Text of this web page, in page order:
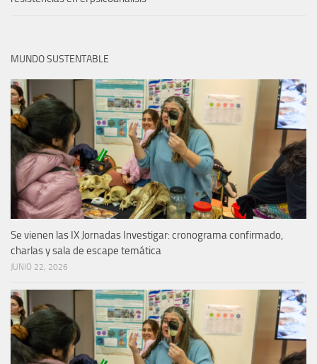
MUNDO SUSTENTABLE
Se vienen las IX Jornadas Investigar: cronograma confirmado,
charlas y sala de escape temática
JUNIO 22, 2026